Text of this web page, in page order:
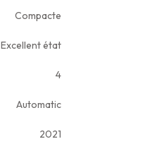
Compacte
Excellent état
4
Automatic
2021